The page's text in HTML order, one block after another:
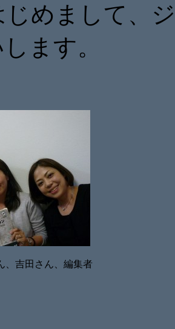
じめまして、
ます。
、吉田さん、編集者